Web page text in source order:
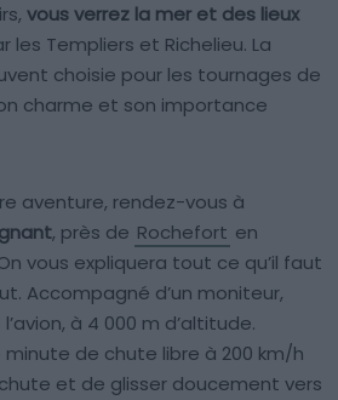
vous verrez la mer et des lieux
les Templiers et Richelieu. La
choisie pour les tournages de
charme et son importance
aventure, rendez-vous à
, près de Rochefort en
vous expliquera tout ce qu’il faut
Accompagné d’un moniteur,
à 4 000 m d’altitude.
de chute libre à 200 km/h
et de glisser doucement vers